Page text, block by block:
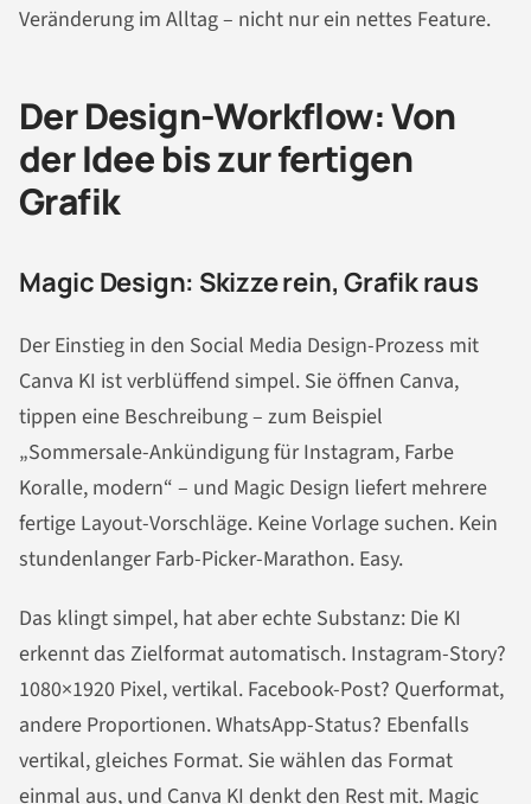
Veränderung im Alltag – nicht nur ein nettes Feature.
Der Design-Workflow: Von
der Idee bis zur fertigen
Grafik
Magic Design: Skizze rein, Grafik raus
Der Einstieg in den Social Media Design-Prozess mit
Canva KI ist verblüffend simpel. Sie öffnen Canva,
tippen eine Beschreibung – zum Beispiel
„Sommersale-Ankündigung für Instagram, Farbe
Koralle, modern“ – und Magic Design liefert mehrere
fertige Layout-Vorschläge. Keine Vorlage suchen. Kein
stundenlanger Farb-Picker-Marathon. Easy.
Das klingt simpel, hat aber echte Substanz: Die KI
erkennt das Zielformat automatisch. Instagram-Story?
1080×1920 Pixel, vertikal. Facebook-Post? Querformat,
andere Proportionen. WhatsApp-Status? Ebenfalls
vertikal, gleiches Format. Sie wählen das Format
einmal aus, und Canva KI denkt den Rest mit. Magic